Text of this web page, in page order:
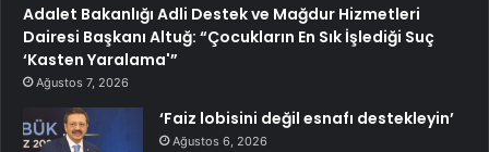
Adalet Bakanlığı Adli Destek ve Mağdur Hizmetleri
Dairesi Başkanı Altuğ: “Çocukların En Sık İşlediği Suç
‘Kasten Yaralama'”
Ağustos 7, 2026
‘Faiz lobisini değil esnafı destekleyin’
Ağustos 6, 2026